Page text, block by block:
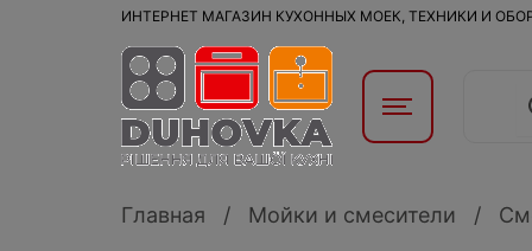
ИНТЕРНЕТ МАГАЗИН КУХОННЫХ МОЕК, ТЕХНИКИ И
Главная Мойки и смесители